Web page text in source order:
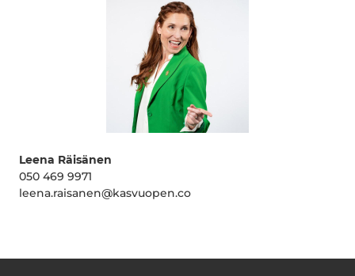
Leena Räisänen
050 469 9971
leena.raisanen@kasvuopen.co